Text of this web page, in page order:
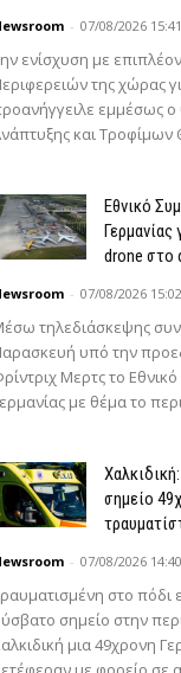
- 07/08/2026 15:41
ενίσχυση με
της χώρας
εμμέσως
και Τροφίμων
Εθνικό
Γερμανίας
drone στο
- 07/08/2026 15:02
τηλεδιάσκεψης
υπό την
Μερτς το
με θέμα το
σημείο
- 07/08/2026 14:40
στο πόδι
σημείο στην
μια 49χρονη